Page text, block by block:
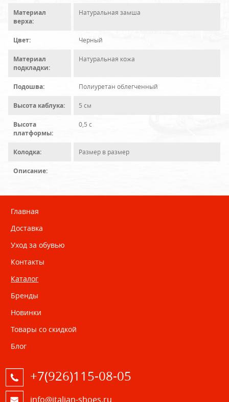
Материал
верха:
Натуральная замша
Цвет: Черный
Материал
подкладки:
Натуральная кожа
Подошва: Полиуретан облегченный
Высота каблука: 5 см
Высота
платформы:
0,5 с
Колодка: Размер в размер
Описание:
Главная
Доставка
Уход за обувью
Контакты
Каталог
Бренды
Новинки
Товары со скидкой
Блог
+7(926)115-08-05
info@italian-shoes.ru